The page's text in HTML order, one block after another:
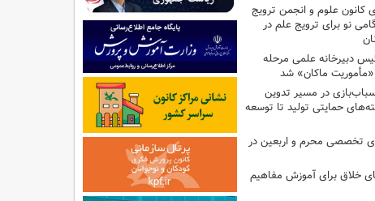
کانون علوم و انجمن ترویج
نو برای ترویج علم در
دبیرخانه علمی مرحله
ماکان» شد
در مسیر تدوین
حمایتی تولید تا توسعه
تخصصی محرم و اربعین در
خلاق برای آموزش مفاهیم